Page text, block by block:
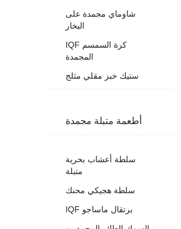
شاوماي مجمدة على
البخار
IQF كرة السمسم
المجمدة
ستيك خبز مقلي مثلج
أطعمة متبلة مجمدة
سلطة أعشاب بحرية
متبلة
سلطة هجيكي محنك
IQF برتقال ماساجو